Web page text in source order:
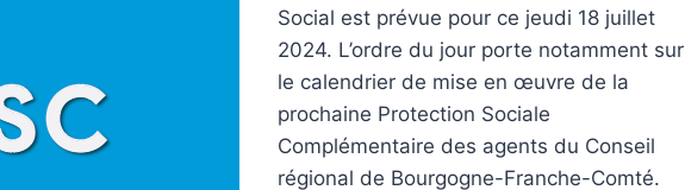
Social est prévue pour ce jeudi 18 juillet
2024. L’ordre du jour porte notamment sur
le calendrier de mise en œuvre de la
prochaine Protection Sociale
Complémentaire des agents du Conseil
régional de Bourgogne-Franche-Comté.